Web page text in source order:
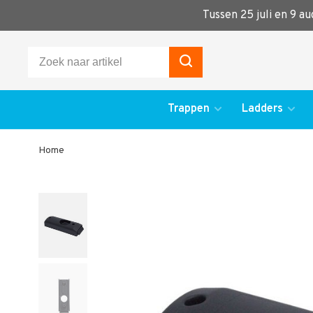
Tussen 25 juli en 9
Trappen Ladders
Home